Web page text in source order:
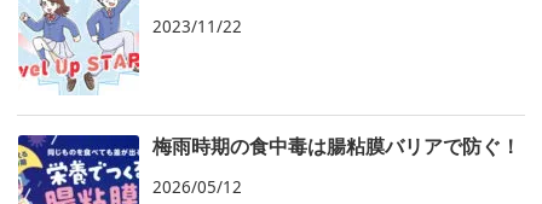
2023/11/22
梅雨時期の食中毒は腸粘膜バリアで防ぐ！
2026/05/12